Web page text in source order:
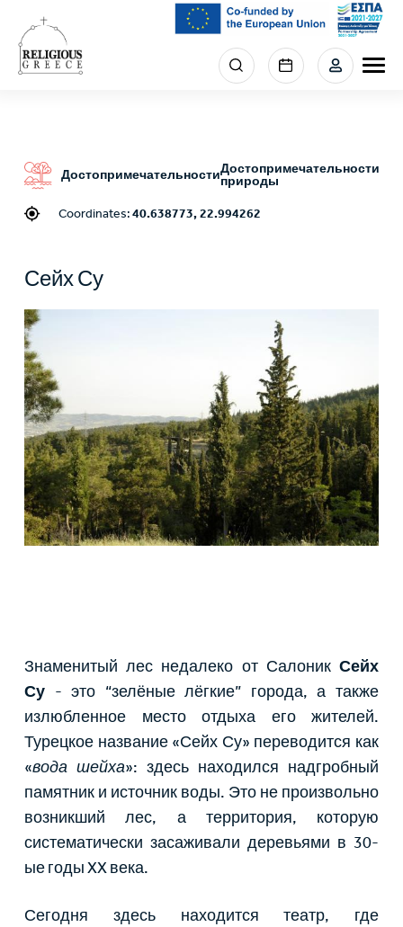
main
content
Menu
section
ДостопримечательностиДостопримечательности
природы
Coordinates:40.638773, 22.994262
Сейх Су
Знаменитый лес недалеко от Салоник Сейх
Су - это “зелёные лёгкие” города, а также
излюбленное место отдыха его жителей.
Турецкое название «Сейх Су» переводится как
«вода шейха»: здесь находился надгробный
памятник и источник воды. Это не произвольно
возникший лес, а территория, которую
систематически засаживали деревьями в 30-
ые годы XX века.
Сегодня здесь находится театр, где